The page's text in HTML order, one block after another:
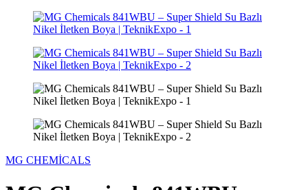
MG CHEMİCALS